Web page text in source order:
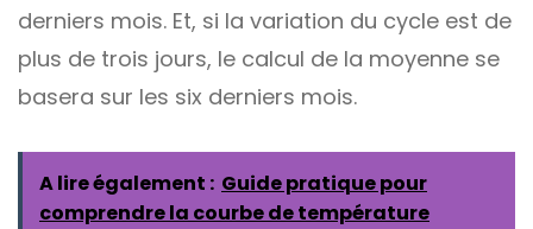
derniers mois. Et, si la variation du cycle est de
plus de trois jours, le calcul de la moyenne se
basera sur les six derniers mois.
A lire également : Guide pratique pour
comprendre la courbe de température